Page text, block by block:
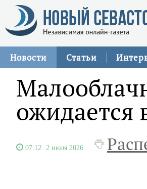
Новости Статьи
ожидается
07:12 2 июля 2026